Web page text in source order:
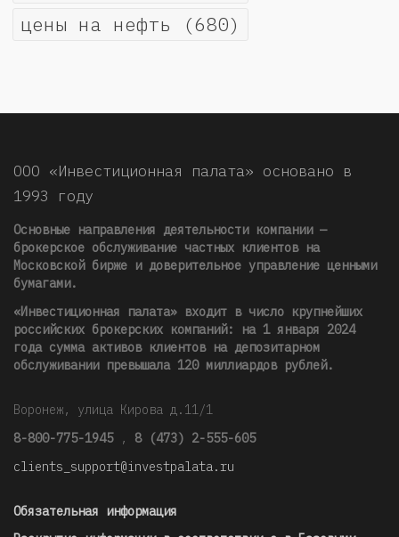
цены на нефть (680)
ООО «Инвестиционная палата» основано в
1993 году
Основные направления деятельности компании —
брокерское обслуживание частных клиентов на
Московской бирже и доверительное управление ценными
бумагами.
«Инвестиционная палата» входит в число крупнейших
российских брокерских компаний: на 1 января 2024
года сумма активов клиентов на депозитарном
обслуживании превышала 120 миллиардов рублей.
Воронеж, улица Кирова д.11/1
8-800-775-1945 , 8 (473) 2-555-605
clients_support@investpalata.ru
Обязательная информация